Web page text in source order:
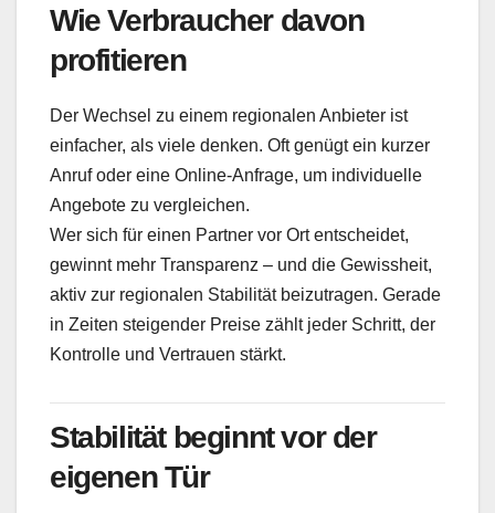
Wie Verbraucher davon
profitieren
Der Wechsel zu einem regionalen Anbieter ist
einfacher, als viele denken. Oft genügt ein kurzer
Anruf oder eine Online-Anfrage, um individuelle
Angebote zu vergleichen.
Wer sich für einen Partner vor Ort entscheidet,
gewinnt mehr Transparenz – und die Gewissheit,
aktiv zur regionalen Stabilität beizutragen. Gerade
in Zeiten steigender Preise zählt jeder Schritt, der
Kontrolle und Vertrauen stärkt.
Stabilität beginnt vor der
eigenen Tür